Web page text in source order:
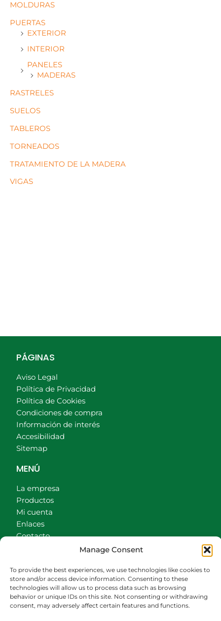
Manage Consent
To provide the best experiences, we use technologies like cookies to
store and/or access device information. Consenting to these
technologies will allow us to process data such as browsing
behavior or unique IDs on this site. Not consenting or withdrawing
consent, may adversely affect certain features and functions.
MOLDURAS
PUERTAS
EXTERIOR
INTERIOR
PANELES
MADERAS
RASTRELES
SUELOS
TABLEROS
TORNEADOS
TRATAMIENTO DE LA MADERA
VIGAS
PÁGINAS
Aviso Legal
Política de Privacidad
Política de Cookies
Condiciones de compra
Información de interés
Accesibilidad
Sitemap
MENÚ
La empresa
Productos
Mi cuenta
Enlaces
Contacto
CONTACTO
942540013
696426646